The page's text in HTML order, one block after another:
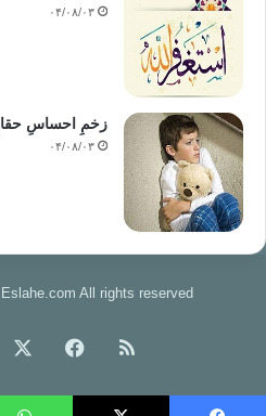
۰۴/۰۸/۰۳
زخمِ احساسِ
۰۴/۰۸/۰۳
All rights reserved
خوراک فیس
بوک